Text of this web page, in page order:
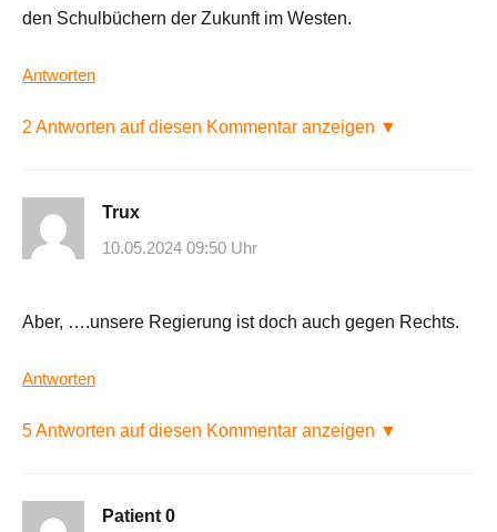
den Schulbüchern der Zukunft im Westen.
Antworten
2 Antworten auf diesen Kommentar anzeigen ▼
Trux
10.05.2024 09:50 Uhr
Aber, ….unsere Regierung ist doch auch gegen Rechts.
Antworten
5 Antworten auf diesen Kommentar anzeigen ▼
Patient 0